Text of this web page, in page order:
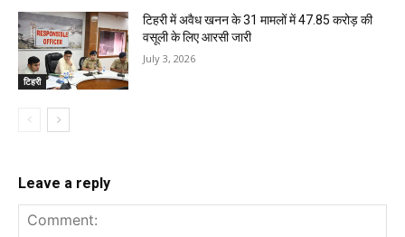
टिहरी
टिहरी में अवैध खनन के 31 मामलों में ₹47.85 करोड़ की
वसूली के लिए आरसी जारी
July 3, 2026
Leave a reply